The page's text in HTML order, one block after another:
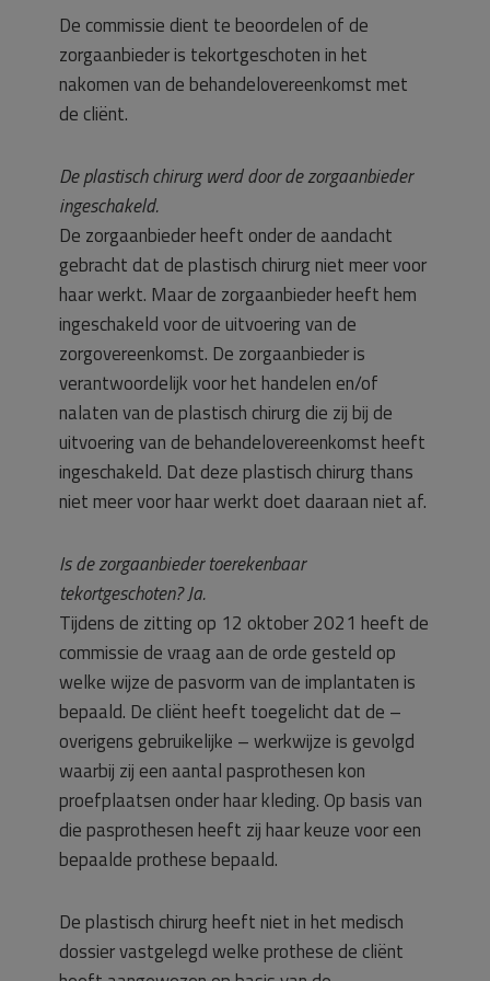
De commissie dient te beoordelen of de
zorgaanbieder is tekortgeschoten in het
nakomen van de behandelovereenkomst met
de cliënt.
De plastisch chirurg werd door de zorgaanbieder
ingeschakeld.
De zorgaanbieder heeft onder de aandacht
gebracht dat de plastisch chirurg niet meer voor
haar werkt. Maar de zorgaanbieder heeft hem
ingeschakeld voor de uitvoering van de
zorgovereenkomst. De zorgaanbieder is
verantwoordelijk voor het handelen en/of
nalaten van de plastisch chirurg die zij bij de
uitvoering van de behandelovereenkomst heeft
ingeschakeld. Dat deze plastisch chirurg thans
niet meer voor haar werkt doet daaraan niet af.
Is de zorgaanbieder toerekenbaar
tekortgeschoten? Ja.
Tijdens de zitting op 12 oktober 2021 heeft de
commissie de vraag aan de orde gesteld op
welke wijze de pasvorm van de implantaten is
bepaald. De cliënt heeft toegelicht dat de –
overigens gebruikelijke – werkwijze is gevolgd
waarbij zij een aantal pasprothesen kon
proefplaatsen onder haar kleding. Op basis van
die pasprothesen heeft zij haar keuze voor een
bepaalde prothese bepaald.
De plastisch chirurg heeft niet in het medisch
dossier vastgelegd welke prothese de cliënt